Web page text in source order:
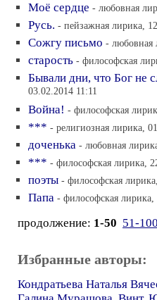
Моё сердце - любовная
Русь. - пейзажная лирика,
Сожгу письмо - любовная
старость - философская
Бывали дни, что Бог не
03.02.2014 11:11
Война! - философская
*** - религиозная лирика,
доченька - любовная
*** - философская лирика,
поэты - философская
Папа - философская лирика,
продолжение: 1-50 51-100
Избранные авторы:
Кондратьева Наталья